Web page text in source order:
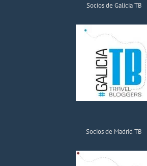
Socios de Galicia TB
Socios de Madrid TB